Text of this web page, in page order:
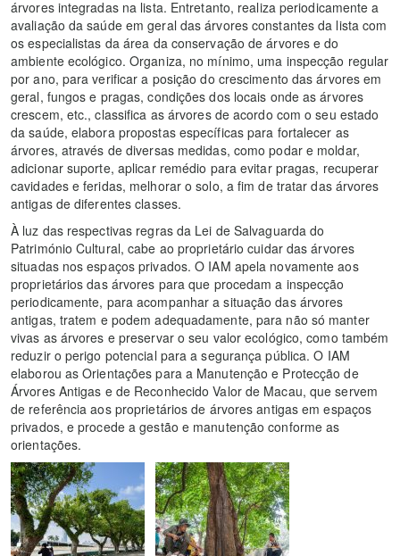
árvores integradas na lista. Entretanto, realiza periodicamente a
avaliação da saúde em geral das árvores constantes da lista com
os especialistas da área da conservação de árvores e do
ambiente ecológico. Organiza, no mínimo, uma inspecção regular
por ano, para verificar a posição do crescimento das árvores em
geral, fungos e pragas, condições dos locais onde as árvores
crescem, etc., classifica as árvores de acordo com o seu estado
da saúde, elabora propostas específicas para fortalecer as
árvores, através de diversas medidas, como podar e moldar,
adicionar suporte, aplicar remédio para evitar pragas, recuperar
cavidades e feridas, melhorar o solo, a fim de tratar das árvores
antigas de diferentes classes.
À luz das respectivas regras da Lei de Salvaguarda do
Património Cultural, cabe ao proprietário cuidar das árvores
situadas nos espaços privados. O IAM apela novamente aos
proprietários das árvores para que procedam a inspecção
periodicamente, para acompanhar a situação das árvores
antigas, tratem e podem adequadamente, para não só manter
vivas as árvores e preservar o seu valor ecológico, como também
reduzir o perigo potencial para a segurança pública. O IAM
elaborou as Orientações para a Manutenção e Protecção de
Árvores Antigas e de Reconhecido Valor de Macau, que servem
de referência aos proprietários de árvores antigas em espaços
privados, e procede a gestão e manutenção conforme as
orientações.